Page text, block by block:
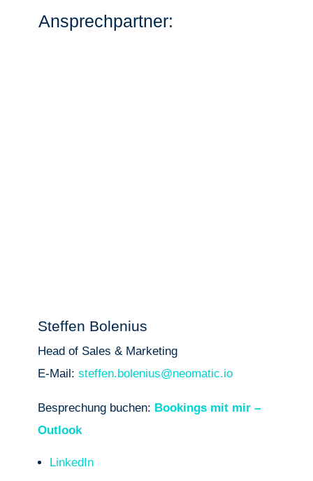
Ansprechpartner:
Steffen Bolenius
Head of Sales & Marketing
E-Mail: steffen.bolenius@neomatic.io
Besprechung buchen: Bookings mit mir –
Outlook
LinkedIn